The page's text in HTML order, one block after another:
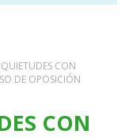
CON
DE OPOSICIÓN
CON